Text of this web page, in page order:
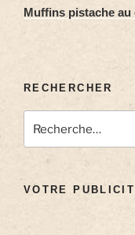
Muffins pistache
RECHERCHER
VOTRE